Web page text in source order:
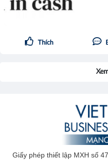
Thích
Giấy phép thiết lập MXH số